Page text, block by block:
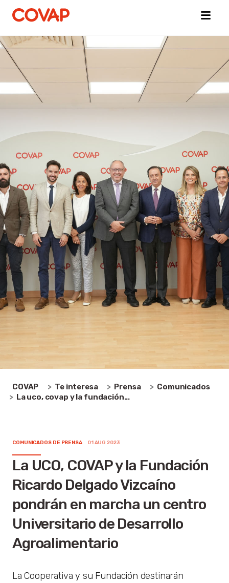
Búsquedas
sugeridas
Quiénes
somos
Bienestar
Animal
COVAP Te interesa Prensa
Comunicados
La uco, covap y la fundación...
COMUNICADOS DE PRENSA 01 AUG 2023
La UCO, COVAP y la Fundación
Ricardo Delgado Vizcaíno
pondrán en marcha un centro
Universitario de Desarrollo
Agroalimentario
La Cooperativa y su Fundación destinarán